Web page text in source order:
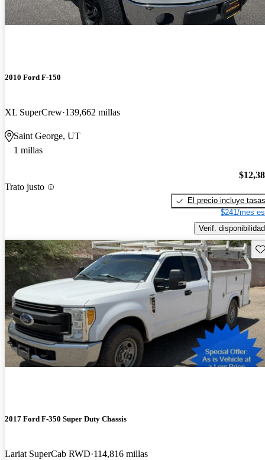
2010 Ford F-150
XL SuperCrew 139,662 millas
Saint George, UT
1 millas
Trato justo
El precio incluye tasas
$241/mes
Verif. disponibilidad
2017 Ford F-350 Super Duty Chassis
Lariat SuperCab RWD 114,816 millas